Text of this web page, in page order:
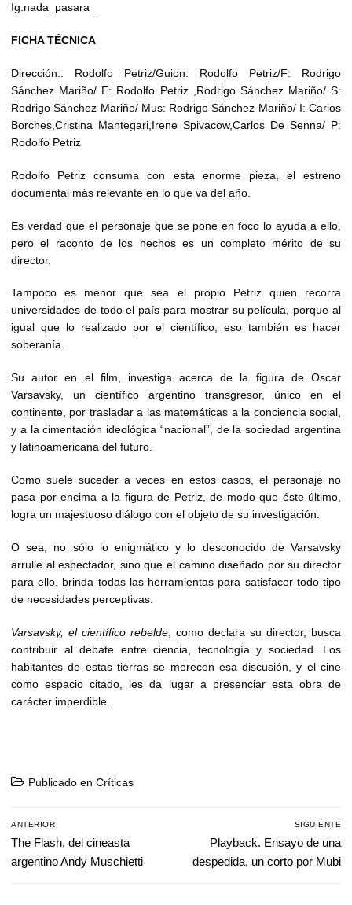
Ig:nada_pasara_
FICHA TÉCNICA
Dirección.: Rodolfo Petriz/Guion: Rodolfo Petriz/F: Rodrigo
Sánchez Mariño/ E: Rodolfo Petriz ,Rodrigo Sánchez Mariño/ S:
Rodrigo Sánchez Mariño/ Mus: Rodrigo Sánchez Mariño/ I: Carlos
Borches,Cristina Mantegari,Irene Spivacow,Carlos De Senna/ P:
Rodolfo Petriz
Rodolfo Petriz consuma con esta enorme pieza, el estreno
documental más relevante en lo que va del año.
Es verdad que el personaje que se pone en foco lo ayuda a ello,
pero el raconto de los hechos es un completo mérito de su
director.
Tampoco es menor que sea el propio Petriz quien recorra
universidades de todo el país para mostrar su película, porque al
igual que lo realizado por el científico, eso también es hacer
soberanía.
Su autor en el film, investiga acerca de la figura de Oscar
Varsavsky, un científico argentino transgresor, único en el
continente, por trasladar a las matemáticas a la conciencia social,
y a la cimentación ideológica “nacional”, de la sociedad argentina
y latinoamericana del futuro.
Como suele suceder a veces en estos casos, el personaje no
pasa por encima a la figura de Petriz, de modo que éste último,
logra un majestuoso diálogo con el objeto de su investigación.
O sea, no sólo lo enigmático y lo desconocido de Varsavsky
arrulle al espectador, sino que el camino diseñado por su director
para ello, brinda todas las herramientas para satisfacer todo tipo
de necesidades perceptivas.
Varsavsky, el científico rebelde , como declara su director, busca
contribuir al debate entre ciencia, tecnología y sociedad. Los
habitantes de estas tierras se merecen esa discusión, y el cine
como espacio citado, les da lugar a presenciar esta obra de
carácter imperdible.
Publicado en Críticas
Navegación
de
entradas
ANTERIOR
Entrada
anterior:
The Flash, del cineasta
argentino Andy Muschietti
SIGUIENTE
Entrada
siguiente:
Playback. Ensayo de una
despedida, un corto por Mubi